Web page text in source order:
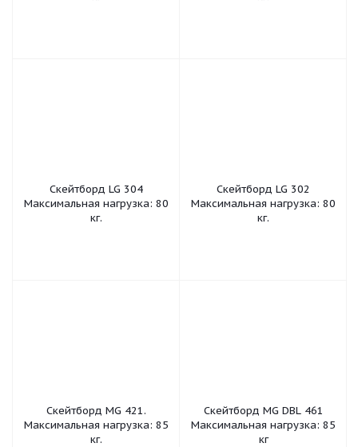
Скейтборд LG 304
Максимальная нагрузка: 80
кг.
Скейтборд LG 302
Максимальная нагрузка: 80
кг.
Скейтборд MG 421.
Максимальная нагрузка: 85
кг.
Скейтборд MG DBL 461
Максимальная нагрузка: 85
кг